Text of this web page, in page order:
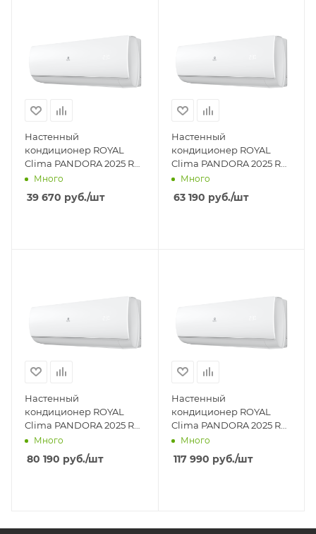
Настенный
кондиционер ROYAL
Clima PANDORA 2025 RC-
PDC35HN
Много
39 670 руб./шт
Настенный
кондиционер ROYAL
Clima PANDORA 2025 RC-
PDC55HN
Много
63 190 руб./шт
Настенный
кондиционер ROYAL
Clima PANDORA 2025 RC-
PDC70HN
Много
80 190 руб./шт
Настенный
кондиционер ROYAL
Clima PANDORA 2025 RC-
PDC105HN
Много
117 990 руб./шт